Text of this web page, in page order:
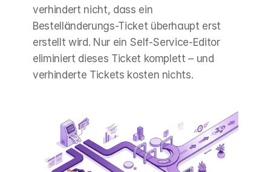
verhindert nicht, dass ein
Bestelländerungs-Ticket überhaupt erst
erstellt wird. Nur ein Self-Service-Editor
eliminiert dieses Ticket komplett – und
verhinderte Tickets kosten nichts.